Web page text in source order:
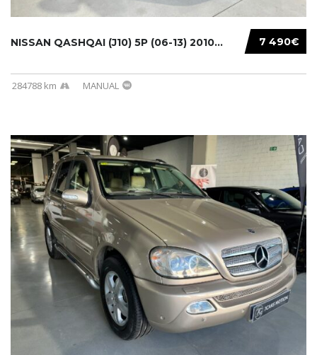
7 490€
NISSAN QASHQAI (J10) 5P (06-13) 2010...
284788 km MANUAL